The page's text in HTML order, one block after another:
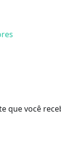
que você